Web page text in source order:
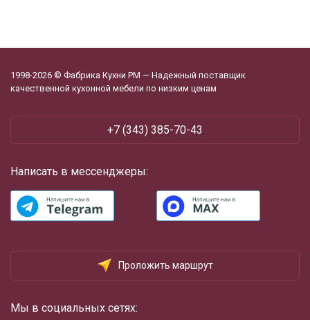
1998-2026 © Фабрика Кухни РМ — Надежный поставщик
качественной кухонной мебели по низким ценам
+7 (343) 385-70-43
Написать в мессенджеры:
Проложить маршрут
Мы в социальных сетях: